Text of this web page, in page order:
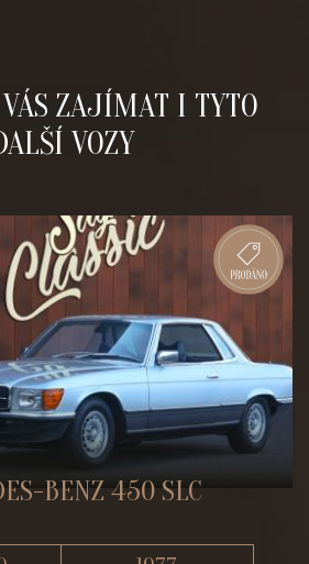
ZAJÍMAT I TYTO
VOZY
BENZ 450 SLC